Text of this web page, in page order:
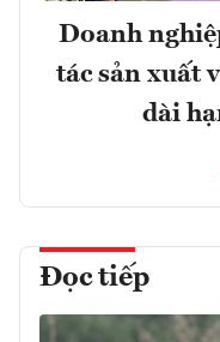
Doanh
tác sản xuất
dài
Đọc tiếp